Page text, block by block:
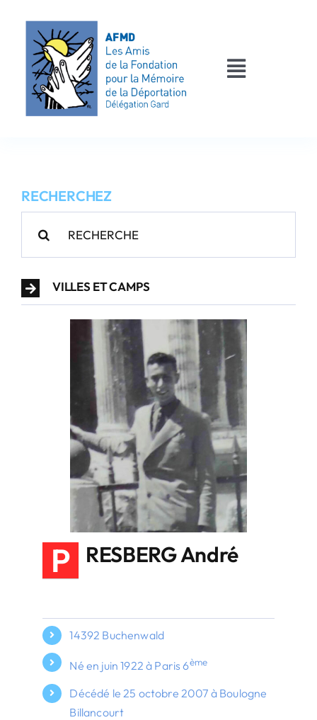
contenu
Toggle
AFMD 30
Les victimes
RECHERCHEZ
VILLES ET CAMPS
P RESBERG André
14392 Buchenwald
Né en juin 1922 à Paris 6ème
Décédé le 25 octobre 2007 à Boulogne
Billancourt